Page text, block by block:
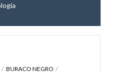
BURACO NEGRO